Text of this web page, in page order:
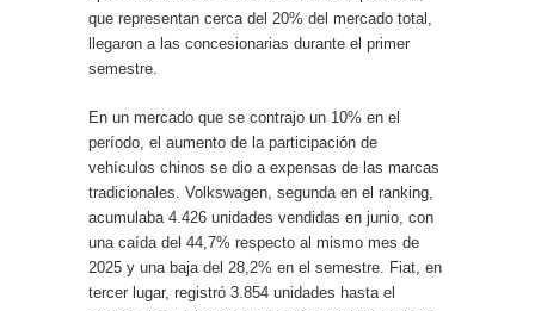
que representan cerca del 20% del mercado total,
llegaron a las concesionarias durante el primer
semestre.
En un mercado que se contrajo un 10% en el
período, el aumento de la participación de
vehículos chinos se dio a expensas de las marcas
tradicionales. Volkswagen, segunda en el ranking,
acumulaba 4.426 unidades vendidas en junio, con
una caída del 44,7% respecto al mismo mes de
2025 y una baja del 28,2% en el semestre. Fiat, en
tercer lugar, registró 3.854 unidades hasta el